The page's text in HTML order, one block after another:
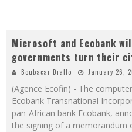
Microsoft and Ecobank
governments turn their
Boubacar Diallo January 26,
(Agence Ecofin) - The
Ecobank Transnational
pan-African bank Ecobank,
the signing of a memorandum